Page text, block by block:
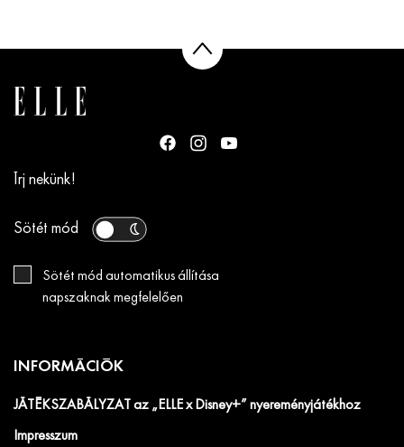
Írj nekünk!
Sötét mód
Sötét mód automatikus állítása
napszaknak megfelelően
INFORMÁCIÓK
JÁTÉKSZABÁLYZAT az „ELLE x Disney+” nyereményjátékhoz
Impresszum